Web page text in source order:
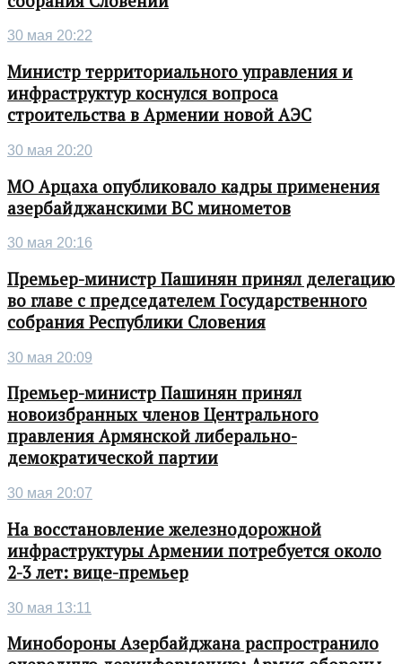
30 мая 20:22
Министр территориального управления и
инфраструктур коснулся вопроса
строительства в Армении новой АЭС
30 мая 20:20
МО Арцаха опубликовало кадры применения
азербайджанскими ВС минометов
30 мая 20:16
Премьер-министр Пашинян принял делегацию
во главе с председателем Государственного
собрания Республики Словения
30 мая 20:09
Премьер-министр Пашинян принял
новоизбранных членов Центрального
правления Армянской либерально-
демократической партии
30 мая 20:07
На восстановление железнодорожной
инфраструктуры Армении потребуется около
2-3 лет: вице-премьер
30 мая 13:11
Минобороны Азербайджана распространило